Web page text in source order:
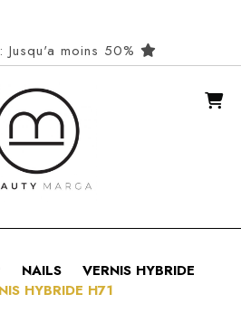
Jusqu'a moins 50%
NAILS
VERNIS HYBRIDE
HYBRIDE H71